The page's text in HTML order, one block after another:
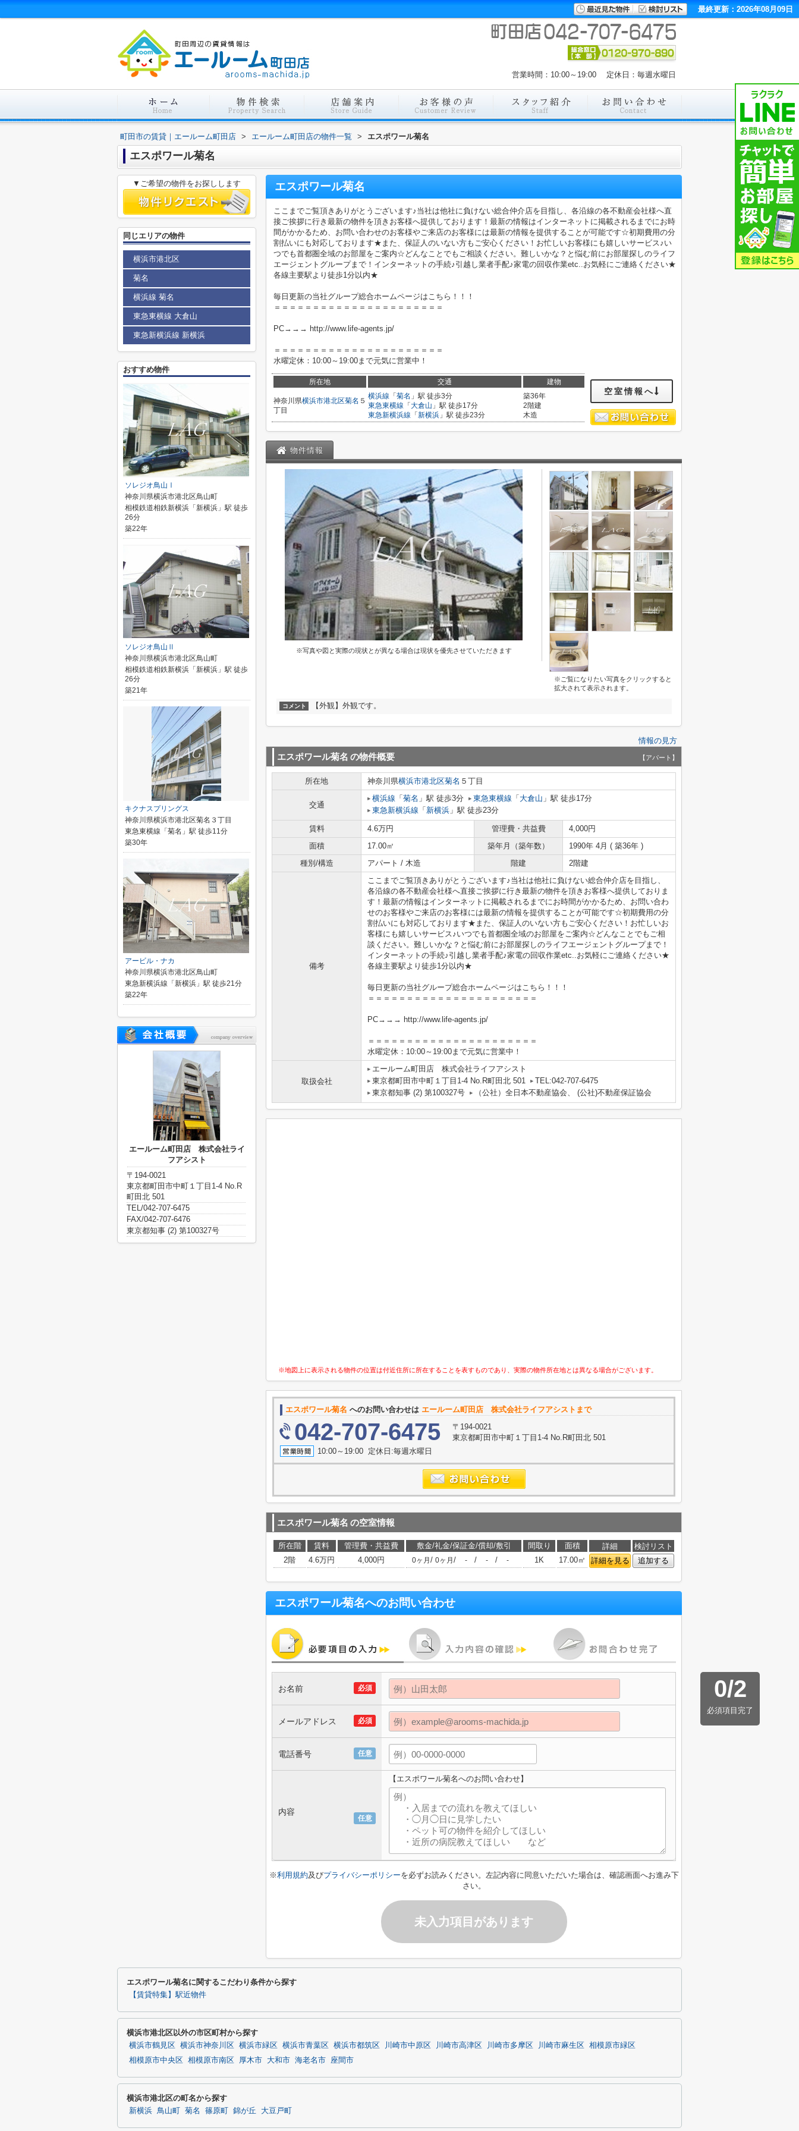
最終更新：2026年08月09日
営業時間：10:00～19:00 定休日：毎週水曜日
町田市の賃貸｜エールーム町田店 > エールーム町田店の物件一覧 > エスポワール菊名
エスポワール菊名
エスポワール菊名
ここまでご覧頂きありがとうございます♪当社は他社に負けない総合仲介店を目指し、各沿線の各不動産会社様へ直
接ご挨拶に行き最新の物件を頂きお客様へ提供しております！最新の情報はインターネットに掲載されるまでにお時
間がかかるため、お問い合わせのお客様やご来店のお客様には最新の情報を提供することが可能です☆初期費用の分
割払いにも対応しております★また、保証人のいない方もご安心ください！お忙しいお客様にも嬉しいサービス♪い
つでも首都圏全域のお部屋をご案内☆どんなことでもご相談ください。難しいかな？と悩む前にお部屋探しのライフ
エージェントグループまで！インターネットの手続♪引越し業者手配♪家電の回収作業etc..お気軽にご連絡ください★
各線主要駅より徒歩1分以内★
毎日更新の当社グループ総合ホームページはこちら！！！
＝＝＝＝＝＝＝＝＝＝＝＝＝＝＝＝＝＝＝＝＝＝
PC→→→ http://www.life-agents.jp/
＝＝＝＝＝＝＝＝＝＝＝＝＝＝＝＝＝＝＝＝＝＝
水曜定休：10:00～19:00まで元気に営業中！
所在地 交通 建物
神奈川県横浜市港北区菊名 ５
丁目
横浜線 「 菊名 」駅 徒歩3分
東急東横線 「 大倉山 」駅 徒歩17分
東急新横浜線 「 新横浜 」駅 徒歩23分
築36年
2階建
木造
空室情報へ
物件情報
※写真や図と実際の現状とが異なる場合は現状を優先させていただきます
※ご覧になりたい写真をクリックすると
拡大されて表示されます。
コメント 【外観】外観です。
情報の見方
エスポワール菊名 の物件概要 【アパート】
所在地 神奈川県横浜市港北区菊名 ５丁目
交通
横浜線 「 菊名 」駅 徒歩3分 東急東横線 「 大倉山 」駅 徒歩17分
東急新横浜線 「 新横浜 」駅 徒歩23分
賃料 4.6万円 管理費・共益費
4,000円
面積
17.00㎡ 築年月（築年数）
1990年 4月 ( 築36年 )
種別/構造
アパート / 木造 階建 2階建
備考
ここまでご覧頂きありがとうございます♪当社は他社に負けない総合仲介店を目指し、
各沿線の各不動産会社様へ直接ご挨拶に行き最新の物件を頂きお客様へ提供しておりま
す！最新の情報はインターネットに掲載されるまでにお時間がかかるため、お問い合わ
せのお客様やご来店のお客様には最新の情報を提供することが可能です☆初期費用の分
割払いにも対応しております★また、保証人のいない方もご安心ください！お忙しいお
客様にも嬉しいサービス♪いつでも首都圏全域のお部屋をご案内☆どんなことでもご相
談ください。難しいかな？と悩む前にお部屋探しのライフエージェントグループまで！
インターネットの手続♪引越し業者手配♪家電の回収作業etc..お気軽にご連絡ください★
各線主要駅より徒歩1分以内★
毎日更新の当社グループ総合ホームページはこちら！！！
＝＝＝＝＝＝＝＝＝＝＝＝＝＝＝＝＝＝＝＝＝＝
PC→→→ http://www.life-agents.jp/
＝＝＝＝＝＝＝＝＝＝＝＝＝＝＝＝＝＝＝＝＝＝
水曜定休：10:00～19:00まで元気に営業中！
取扱会社
エールーム町田店 株式会社ライフアシスト
東京都町田市中町１丁目1-4 No.R町田北 501
TEL:042-707-6475
東京都知事 (2) 第100327号
（公社）全日本不動産協会、 (公社)不動産保証協会
※地図上に表示される物件の位置は付近住所に所在することを表すものであり、実際の物件所在地とは異なる場合がございます。
エスポワール菊名 へのお問い合わせは エールーム町田店 株式会社ライフアシストまで
042-707-6475
〒194-0021
東京都町田市中町１丁目1-4 No.R町田北 501
10:00～19:00 定休日:毎週水曜日
エスポワール菊名 の空室情報
所在階 賃料 管理費・共益費 敷金/礼金/保証金/償却/敷引 間取り 面積 詳細
検討リスト
2階
4.6万円 4,000円 0ヶ月 / 0ヶ月 / - / - / - 1K 17.00㎡ 詳細を見る 追加する
エスポワール菊名へのお問い合わせ
0/2
必須項目完了
必須
お名前
必須
メールアドレス
任意
電話番号
任意
内容
【エスポワール菊名へのお問い合わせ】
※利用規約及びプライバシーポリシーを必ずお読みください。左記内容に同意いただいた場合は、確認画面へお進み下
さい。
未入力項目があります
▼ご希望の物件をお探しします
同じエリアの物件
横浜市港北区
菊名
横浜線 菊名
東急東横線 大倉山
東急新横浜線 新横浜
おすすめ物件
ソレジオ鳥山Ⅰ
神奈川県横浜市港北区鳥山町
相模鉄道相鉄新横浜「新横浜」駅 徒歩
26分
築22年
ソレジオ鳥山Ⅱ
神奈川県横浜市港北区鳥山町
相模鉄道相鉄新横浜「新横浜」駅 徒歩
26分
築21年
キクナスプリングス
神奈川県横浜市港北区菊名３丁目
東急東横線「菊名」駅 徒歩11分
築30年
アービル・ナカ
神奈川県横浜市港北区鳥山町
東急新横浜線「新横浜」駅 徒歩21分
築22年
エールーム町田店 株式会社ライ
フアシスト
〒194-0021
東京都町田市中町１丁目1-4 No.R
町田北 501
TEL/042-707-6475
FAX/042-707-6476
東京都知事 (2) 第100327号
エスポワール菊名に関するこだわり条件から探す
【賃貸特集】駅近物件
横浜市港北区以外の市区町村から探す
横浜市鶴見区 横浜市神奈川区 横浜市緑区 横浜市青葉区 横浜市都筑区 川崎市中原区 川崎市高津区 川崎市多摩区 川崎市麻生区
相模原市緑区
相模原市中央区
相模原市南区 厚木市 大和市 海老名市 座間市
横浜市港北区の町名から探す
新横浜 鳥山町 菊名 篠原町 錦が丘 大豆戸町